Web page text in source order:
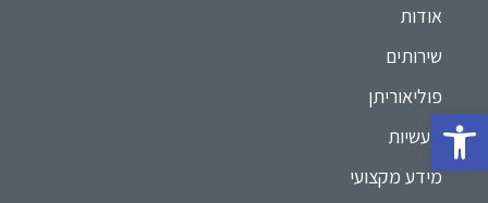
אודות
שירותים
פוליאוריתן
תעשיות
מידע מקצועי